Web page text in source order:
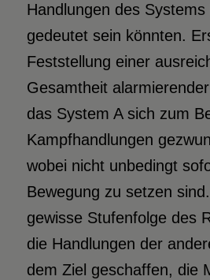
Handlungen des
gedeutet sein könnten.
Feststellung einer
Gesamtheit
das System A sich zum
Kampfhandlungen
wobei nicht unbedingt
Bewegung zu setzen
gewisse Stufenfolge des
die Handlungen der
dem Ziel geschaffen, die